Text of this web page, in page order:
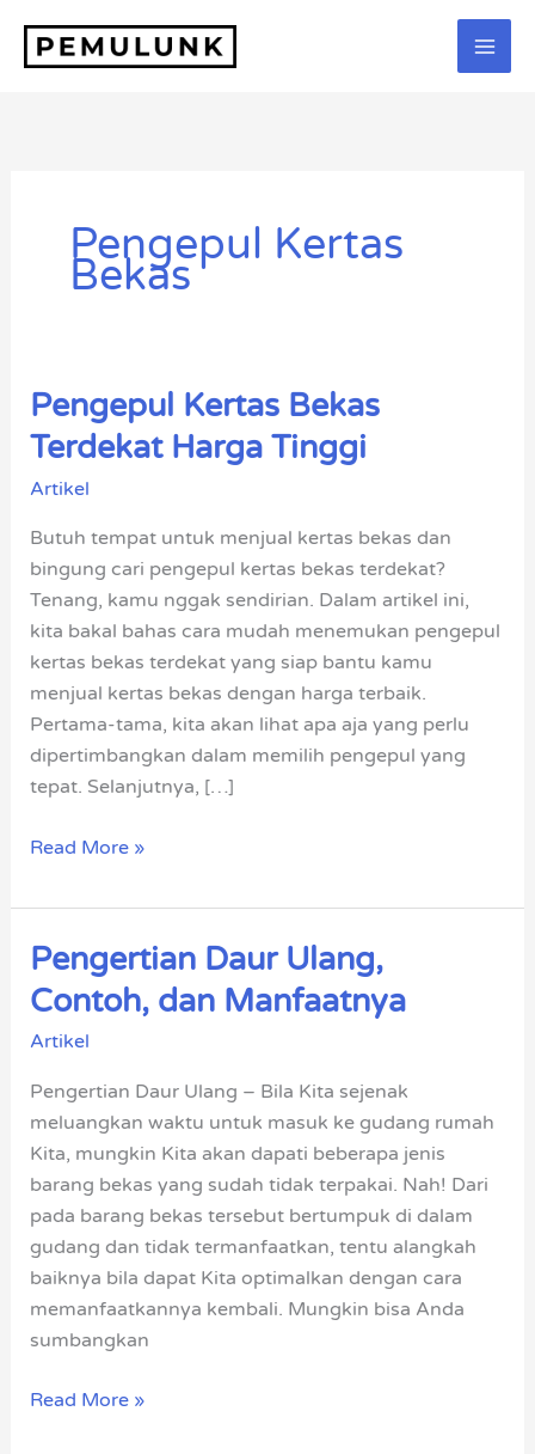
Pengepul Kertas
Bekas
Pengepul Kertas Bekas
Terdekat Harga Tinggi
Artikel
Butuh tempat untuk menjual kertas bekas dan
bingung cari pengepul kertas bekas terdekat?
Tenang, kamu nggak sendirian. Dalam artikel ini,
kita bakal bahas cara mudah menemukan pengepul
kertas bekas terdekat yang siap bantu kamu
menjual kertas bekas dengan harga terbaik.
Pertama-tama, kita akan lihat apa aja yang perlu
dipertimbangkan dalam memilih pengepul yang
tepat. Selanjutnya, […]
Pengepul
Kertas
Bekas
Terdekat
Read More »
Pengertian Daur Ulang,
Contoh, dan Manfaatnya
Artikel
Pengertian Daur Ulang – Bila Kita sejenak
meluangkan waktu untuk masuk ke gudang rumah
Kita, mungkin Kita akan dapati beberapa jenis
barang bekas yang sudah tidak terpakai. Nah! Dari
pada barang bekas tersebut bertumpuk di dalam
gudang dan tidak termanfaatkan, tentu alangkah
baiknya bila dapat Kita optimalkan dengan cara
memanfaatkannya kembali. Mungkin bisa Anda
sumbangkan
Pengertian
Daur
Ulang,
Contoh,
Manfaatnya
Read More »